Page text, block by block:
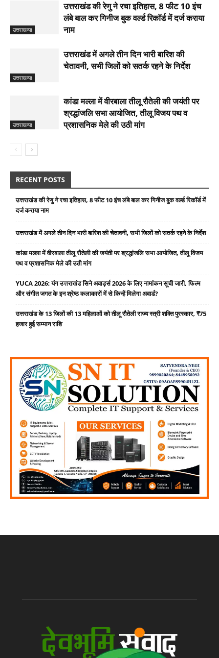
उत्तराखण्ड
उत्तराखंड की रेणु ने रचा इतिहास, 8 फीट 10 इंच
लंबे बाल कर गिनीज बुक वर्ल्ड रिकॉर्ड में दर्ज कराया
नाम
उत्तराखण्ड
उत्तराखंड में अगले तीन दिन भारी बारिश की
चेतावनी, सभी जिलों को सतर्क रहने के निर्देश
उत्तराखण्ड
कांडा मल्ला में वीरबाला तीलू रौतेली की जयंती पर
श्रद्धांजलि सभा आयोजित, तीलू विजय पथ व
प्रशासनिक मेले की उठी मांग
RECENT POSTS
उत्तराखंड की रेणु ने रचा इतिहास, 8 फीट 10 इंच लंबे बाल कर गिनीज बुक वर्ल्ड रिकॉर्ड में
दर्ज कराया नाम
उत्तराखंड में अगले तीन दिन भारी बारिश की चेतावनी, सभी जिलों को सतर्क रहने के निर्देश
कांडा मल्ला में वीरबाला तीलू रौतेली की जयंती पर श्रद्धांजलि सभा आयोजित, तीलू विजय
पथ व प्रशासनिक मेले की उठी मांग
YUCA 2026: यंग उत्तराखंड सिने अवार्ड्स 2026 के लिए नामांकन सूची जारी, फिल्म
और संगीत जगत के इन श्रेष्ठ कलाकारों में से किन्हें मिलेगा अवार्ड?
उत्तराखंड के 13 जिलों की 13 महिलाओं को तीलू रौतेली राज्य स्त्री शक्ति पुरस्कार, ₹75
हजार हुई सम्मान राशि